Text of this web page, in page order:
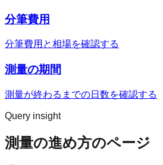
分筆費用
分筆費用と相場を確認する
測量の期間
測量が終わるまでの日数を確認する
Query insight
測量の進め方のページ